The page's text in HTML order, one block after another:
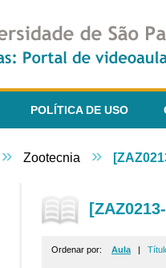
POLÍTICA DE USO
» Zootecnia »
Ordenar por: Aula |